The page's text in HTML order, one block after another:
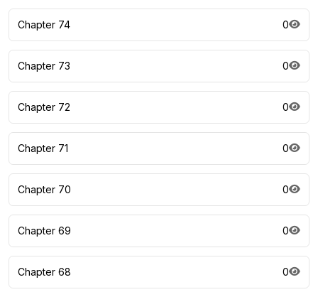
Chapter 74 0
Chapter 73 0
Chapter 72 0
Chapter 71 0
Chapter 70 0
Chapter 69 0
Chapter 68 0